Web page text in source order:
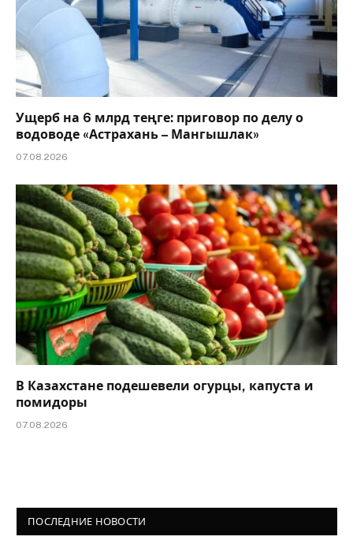
Ущерб на 6 млрд теңге: приговор по делу о
водоводе «Астрахань – Мангышлак»
07.08.2026
В Казахстане подешевели огурцы, капуста и
помидоры
07.08.2026
ПОСЛЕДНИЕ НОВОСТИ